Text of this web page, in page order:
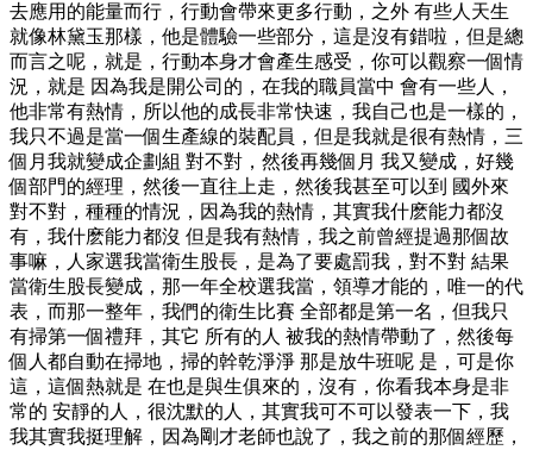
去應用的能量而行，行動會帶來更多行動，之外 有些人天生
就像林黛玉那樣，他是體驗一些部分，這是沒有錯啦，但是總
而言之呢，就是，行動本身才會產生感受，你可以觀察一個情
況，就是 因為我是開公司的，在我的職員當中 會有一些人，
他非常有熱情，所以他的成長非常快速，我自己也是一樣的，
我只不過是當一個生產線的裝配員，但是我就是很有熱情，三
個月我就變成企劃組 對不對，然後再幾個月 我又變成，好幾
個部門的經理，然後一直往上走，然後我甚至可以到 國外來
對不對，種種的情況，因為我的熱情，其實我什麽能力都沒
有，我什麽能力都沒 但是我有熱情，我之前曾經提過那個故
事嘛，人家選我當衛生股長，是為了要處罰我，對不對 結果
當衛生股長變成，那一年全校選我當，領導才能的，唯一的代
表，而那一整年，我們的衛生比賽 全部都是第一名，但我只
有掃第一個禮拜，其它 所有的人 被我的熱情帶動了，然後每
個人都自動在掃地，掃的幹乾淨淨 那是放牛班呢 是，可是你
這，這個熱就是 在也是與生俱來的，沒有，你看我本身是非
常的 安靜的人，很沈默的人，其實我可不可以發表一下，我
我其實我挺理解，因為剛才老師也說了，我之前的那個經歷，